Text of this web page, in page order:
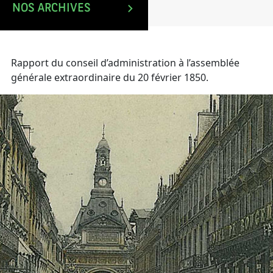
NOS ARCHIVES
Rapport du conseil d’administration à l’assemblée
générale extraordinaire du 20 février 1850.